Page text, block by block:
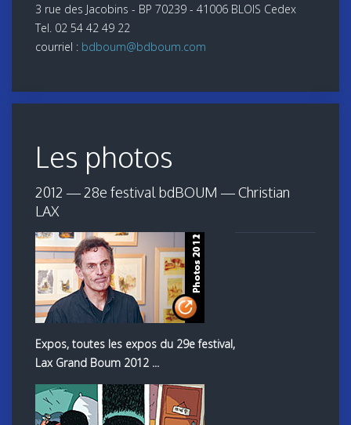
3 rue des Jacobins - BP 70239 - 41006 BLOIS Cedex
Tel. 02 54 42 49 22
courriel : bdboum@bdboum.com
Les photos
2012 — 28e festival bdBOUM — Christian
LAX
Expos, toutes les expos du 29e festival,
Lax Grand Boum 2012 ...